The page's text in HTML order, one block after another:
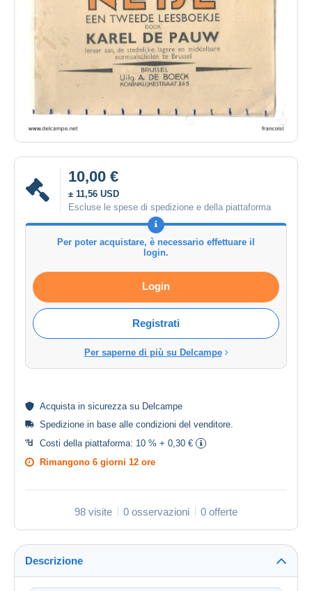
10,00 €
± 11,56 USD
Escluse le spese di spedizione e della piattaforma
Per poter acquistare, è necessario effettuare il
login.
Login
Registrati
Per saperne di più su Delcampe
Acquista in sicurezza su Delcampe
Spedizione in base alle condizioni del venditore
Costi della piattaforma: 10 % + 0,30 €
Rimangono 6 giorni 12 ore
98 visite 0 osservazioni 0 offerte
Descrizione